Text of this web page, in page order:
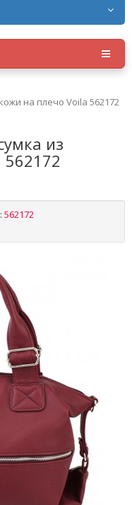
на плечо Voila 562172
из
562172